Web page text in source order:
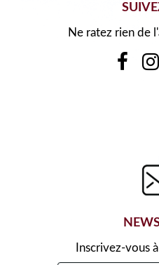
Ne ratez rien de
Inscrivez-vous